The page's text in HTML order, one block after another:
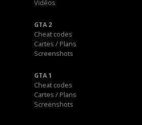
Vidéos
GTA 2
Cheat codes
Cartes / Plans
Screenshots
GTA 1
Cheat codes
Cartes / Plans
Screenshots